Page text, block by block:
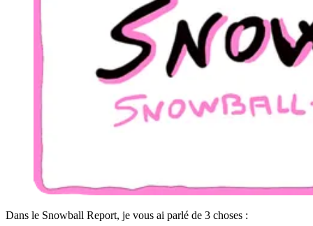
Dans le Snowball Report, je vous ai parlé de 3 choses :